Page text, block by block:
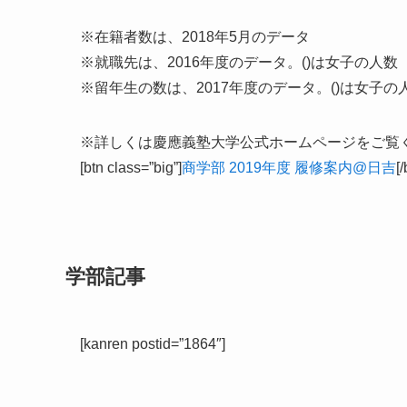
※在籍者数は、2018年5月のデータ
※就職先は、2016年度のデータ。()は女子の人数
※留年生の数は、2017年度のデータ。()は女子の
※詳しくは慶應義塾大学公式ホームページをご覧
[btn class=”big”]商学部 2019年度 履修案内@日吉
学部記事
[kanren postid=”1864″]